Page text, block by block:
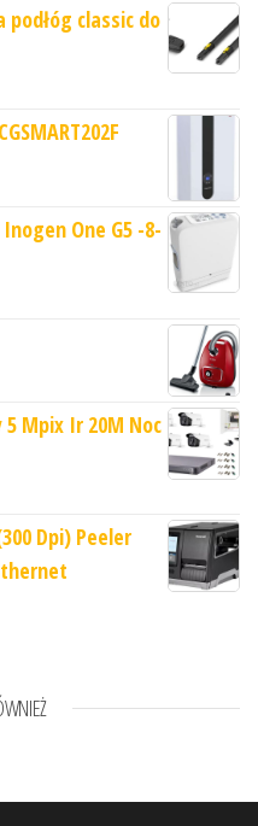
classic do
One G5 -8-
Mpix Ir 20M Noc
Dpi) Peeler